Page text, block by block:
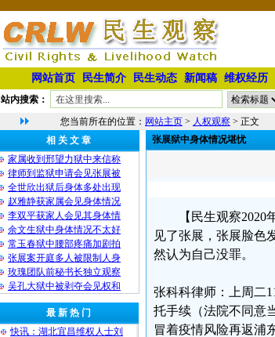
网站首页 民生简介 民生动态 新闻稿 维权经历
站内搜索：
您当前所在的位置： 网站主页 > 人权观察 > 正文
相 关 文 章
家属收到邢望力狱中来信称
律师到监狱申请会见张展被
全世欣出狱后身体多处出现
赵雅静获家属会见身体情况
李双平获家人会见其身体情
余文生狱中身体情况不太好
常玉春狱中腰部疼痛加剧拍
张展案开庭多人被限制人身
玫瑰团队前秘书长独立观察
吴孔大狱中被剥夺会见权和
最 新 热 门
快讯：湖北宜昌维权人士刘
张展狱中身体情况堪忧
【民生观察
见了张展，张展脸色
然认为自己没罪。
张科科律师：上周二
托手续（法院不同意
冒着疫情风险再返浦